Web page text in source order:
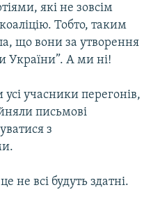
які не зовсім
Тобто, таким
що вони за утворення
України”. А ми ні!
учасники перегонів,
письмові
з
всі будуть здатні.